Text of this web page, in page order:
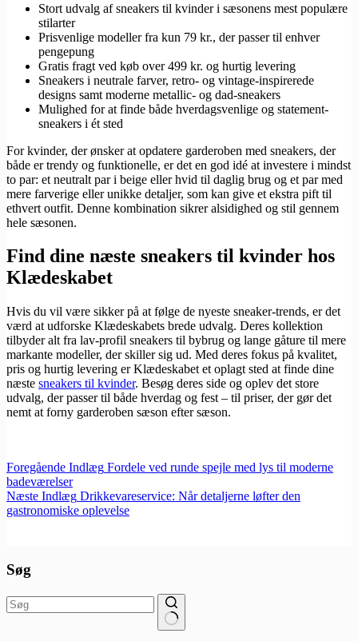
Stort udvalg af sneakers til kvinder i sæsonens mest populære
stilarter
Prisvenlige modeller fra kun 79 kr., der passer til enhver
pengepung
Gratis fragt ved køb over 499 kr. og hurtig levering
Sneakers i neutrale farver, retro- og vintage-inspirerede
designs samt moderne metallic- og dad-sneakers
Mulighed for at finde både hverdagsvenlige og statement-
sneakers i ét sted
For kvinder, der ønsker at opdatere garderoben med sneakers, der
både er trendy og funktionelle, er det en god idé at investere i mindst
to par: et neutralt par i beige eller hvid til daglig brug og et par med
mere farverige eller unikke detaljer, som kan give et ekstra pift til
ethvert outfit. Denne kombination sikrer alsidighed og stil gennem
hele sæsonen.
Find dine næste sneakers til kvinder hos
Klædeskabet
Hvis du vil være sikker på at følge de nyeste sneaker-trends, er det
værd at udforske Klædeskabets brede udvalg. Deres kollektion
tilbyder alt fra lav-profil sneakers til bybrug og lange gåture til mere
markante modeller, der skiller sig ud. Med deres fokus på kvalitet,
pris og hurtig levering er Klædeskabet et oplagt sted at finde dine
næste sneakers til kvinder. Besøg deres side og oplev det store
udvalg, der passer til både hverdag og fest – til priser, der gør det
nemt at forny garderoben sæson efter sæson.
Foregående Indlæg Fordele ved runde spejle med lys til moderne
badeværelser
Næste Indlæg Drikkevareservice: Når detaljerne løfter den
gastronomiske oplevelse
Søg